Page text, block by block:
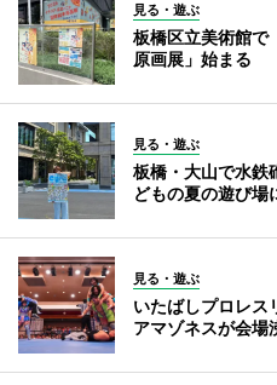
見る・遊ぶ
板橋区立美術館で
原画展」始まる
見る・遊ぶ
板橋・大山で水
どもの夏の遊び場
見る・遊ぶ
いたばしプロレ
アマゾネスが会場